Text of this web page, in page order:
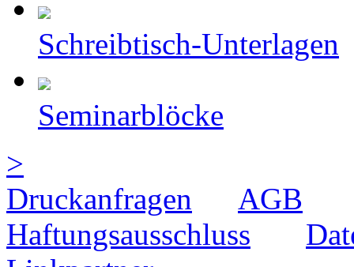
Schreibtisch-Unterlagen
Seminarblöcke
>
Druckanfragen
AGB
Haftungsausschluss